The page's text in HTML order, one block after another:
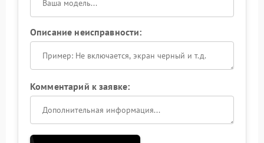
Описание неисправности:
Комментарий к заявке: